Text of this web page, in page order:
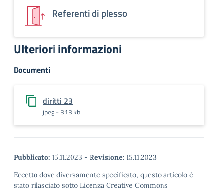
Referenti di plesso
Ulteriori informazioni
Documenti
diritti 23
jpeg - 313 kb
Pubblicato: 15.11.2023 - Revisione: 15.11.2023
Eccetto dove diversamente specificato, questo articolo è
stato rilasciato sotto Licenza Creative Commons